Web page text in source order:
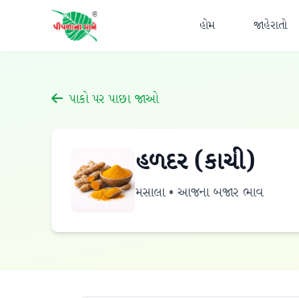
હોમ જાહેરાતો
પાકો પર પાછા જાઓ
હળદર (કાચી)
મસાલા • આજના બજાર ભાવ